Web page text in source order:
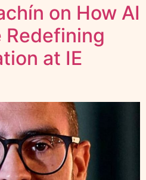
on How AI
Redefining
at IE